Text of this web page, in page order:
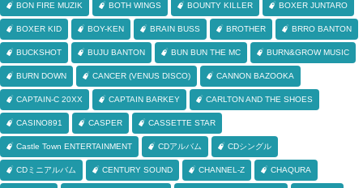
BON FIRE MUZIK BOTH WINGS BOUNTY KILLER BOXER JUNTARO
BOXER KID BOY-KEN BRAIN BUSS BROTHER BRRO BANTON
BUCKSHOT BUJU BANTON BUN BUN THE MC BURN&GROW MUSIC
BURN DOWN CANCER (VENUS DISCO) CANNON BAZOOKA
CAPTAIN-C 20XX CAPTAIN BARKEY CARLTON AND THE SHOES
CASINO891 CASPER CASSETTE STAR
Castle Town ENTERTAINMENT CDアルバム CDシングル
CDミニアルバム CENTURY SOUND CHANNEL-Z CHAQURA